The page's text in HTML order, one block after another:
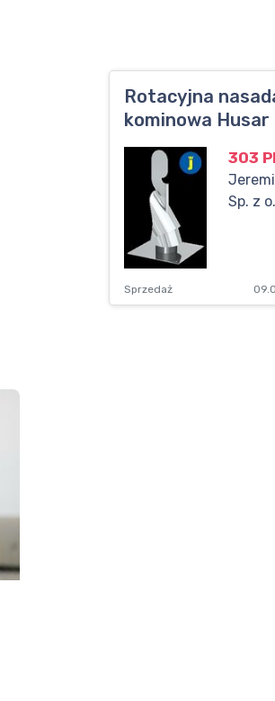
Rotacyjna
kominowa Husar
303
Sp. z
Sprzedaż